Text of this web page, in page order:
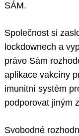
SÁM.
Společnost si
lockdownech a
právo Sám
aplikace vakcíny
imunitní systém
podporovat jiným
Svobodné